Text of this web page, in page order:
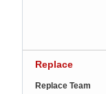
Replace
Replace Team